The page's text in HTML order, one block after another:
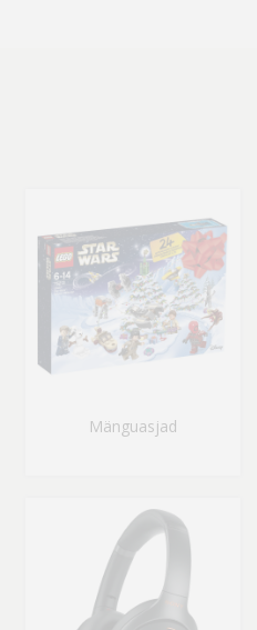
Mänguasjad